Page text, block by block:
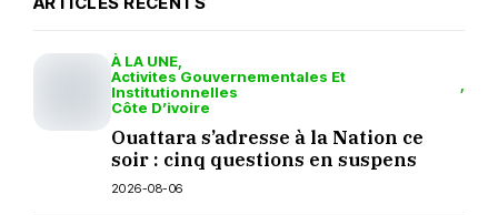
À LA UNE
Activites Gouvernementales Et
Institutionnelles
Côte D’ivoire
Ouattara s’adresse à la Nation ce
soir : cinq questions en suspens
2026-08-06